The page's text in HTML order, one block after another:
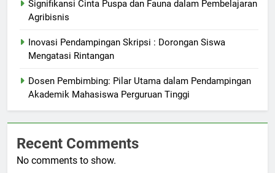
Signifikansi Cinta Puspa dan Fauna dalam Pembelajaran
Agribisnis
Inovasi Pendampingan Skripsi : Dorongan Siswa
Mengatasi Rintangan
Dosen Pembimbing: Pilar Utama dalam Pendampingan
Akademik Mahasiswa Perguruan Tinggi
Recent Comments
No comments to show.